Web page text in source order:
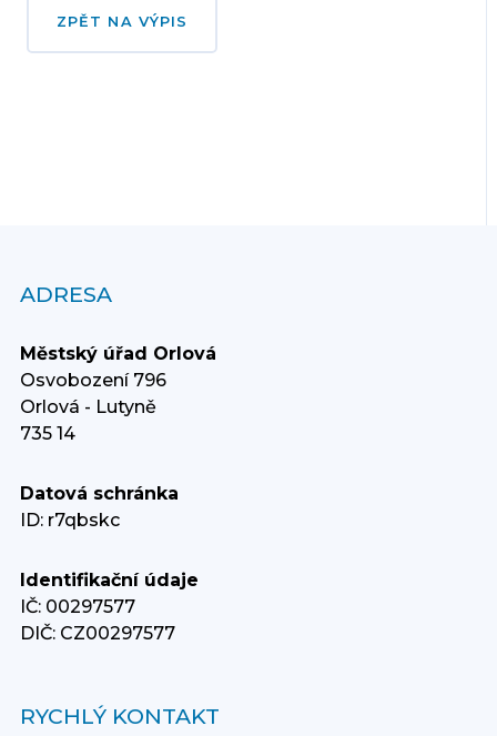
ZPĚT NA VÝPIS
ADRESA
Městský úřad Orlová
Osvobození 796
Orlová - Lutyně
735 14
Datová schránka
ID: r7qbskc
Identifikační údaje
IČ: 00297577
DIČ: CZ00297577
RYCHLÝ KONTAKT